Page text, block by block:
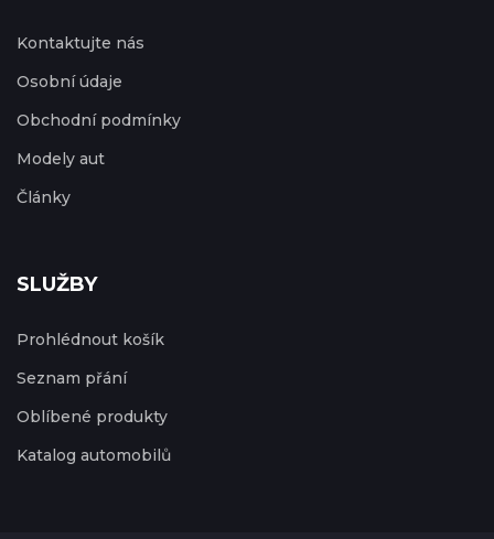
Kontaktujte nás
Osobní údaje
Obchodní podmínky
Modely aut
Články
SLUŽBY
Prohlédnout košík
Seznam přání
Oblíbené produkty
Katalog automobilů